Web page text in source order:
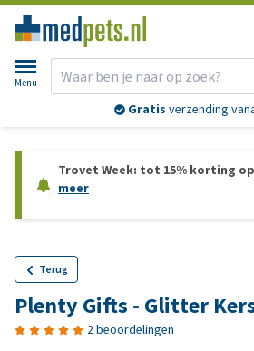
Menu
Gratis verzending
Trovet Week: tot 15% korting
meer
Terug
Plenty Gifts - Glitter
2 beoordelingen